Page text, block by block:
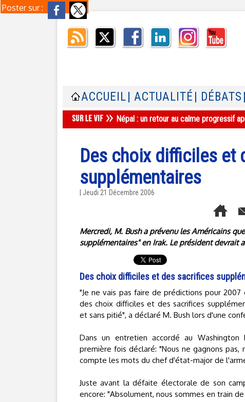
Poster sur :
ACCUEIL | ACTUALITÉ | DÉBATS
Népal : un retour au calme progressif
Des choix difficiles et
supplémentaires
| Jeudi 21 Décembre 2006
Mercredi, M. Bush a prévenu les Américains
supplémentaires" en Irak. Le président devrait
Des choix difficiles et des sacrifices
"Je ne vais pas faire de prédictions pour
des choix difficiles et des sacrifices
et sans pitié", a déclaré M. Bush lors d'une
Dans un entretien accordé au
première fois déclaré: "Nous ne gagnons pas,
compte les mots du chef d'état-major de
Juste avant la défaite électorale de son
encore: "Absolument, nous sommes en train